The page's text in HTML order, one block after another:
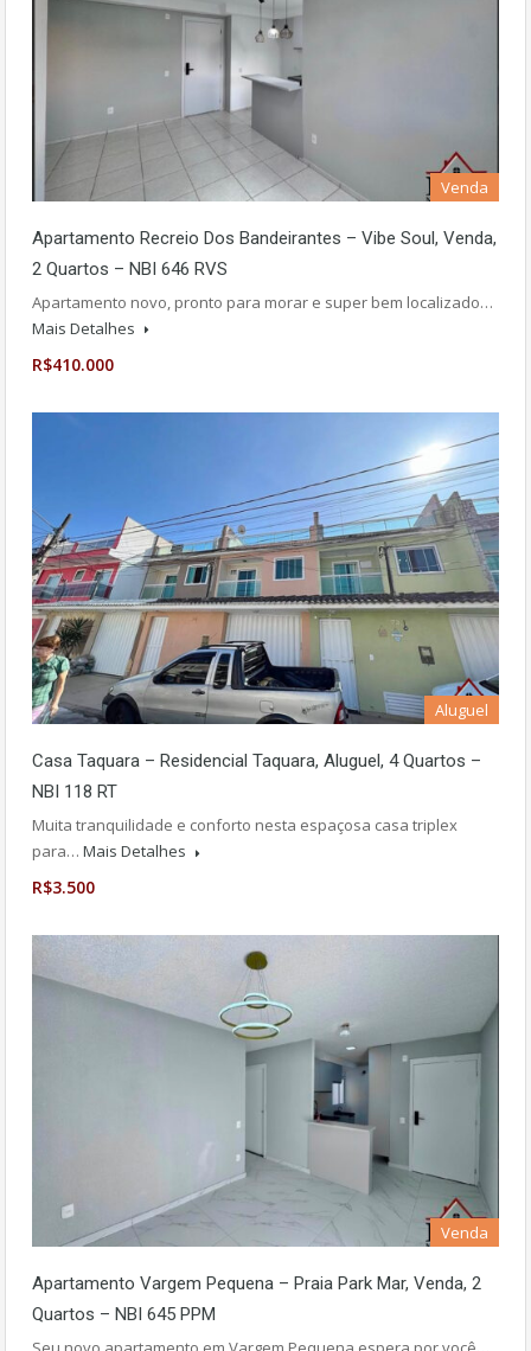
Venda
Apartamento Recreio Dos Bandeirantes – Vibe Soul, Venda,
2 Quartos – NBI 646 RVS
Apartamento novo, pronto para morar e super bem localizado…
Mais Detalhes
R$410.000
Aluguel
Casa Taquara – Residencial Taquara, Aluguel, 4 Quartos –
NBI 118 RT
Muita tranquilidade e conforto nesta espaçosa casa triplex
para… Mais Detalhes
R$3.500
Venda
Apartamento Vargem Pequena – Praia Park Mar, Venda, 2
Quartos – NBI 645 PPM